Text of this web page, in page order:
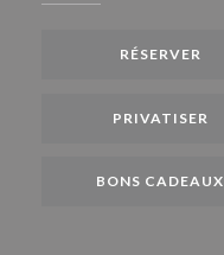
RÉSERVER
PRIVATISER
BONS CADEAUX